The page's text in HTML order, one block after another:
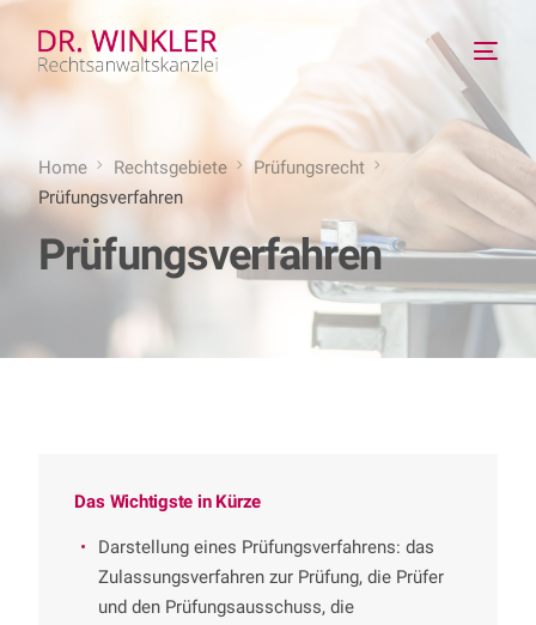
Home Rechtsgebiete
Prüfungsrecht
Prüfungsverfahren
Prüfungsverfahren
Das Wichtigste in Kürze
Darstellung eines Prüfungsverfahrens: das
Zulassungsverfahren zur Prüfung, die Prüfer
und den Prüfungsausschuss, die